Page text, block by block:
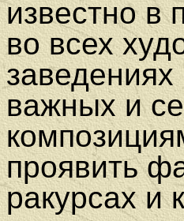
известно в
во всех
важных и
проявить
ракурсах и